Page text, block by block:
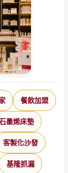
餐飲加盟
墨烯床墊
客製化沙發
基隆抓漏